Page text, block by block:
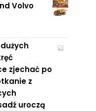
Volvo
zjechać po
z
uroczą